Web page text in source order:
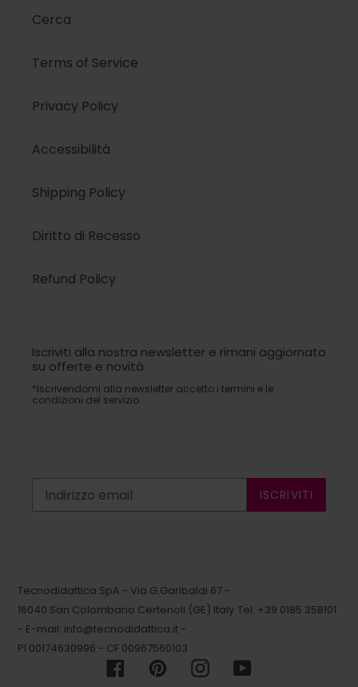
Cerca
Terms of Service
Privacy Policy
Accessibilità
Shipping Policy
Diritto di Recesso
Refund Policy
Iscriviti alla nostra newsletter e rimani aggiornato
su offerte e novità
*Iscrivendomi alla newsletter accetto i termini e le
condizioni del servizio
ISCRIVITI
Tecnodidattica SpA - Via G.Garibaldi 67 -
16040 San Colombano Certenoli (GE) Italy Tel: +39 0185 358101
- E-mail: info@tecnodidattica.it -
PI 00174630996 - CF 00967560103
FacebookPinterestInstagram